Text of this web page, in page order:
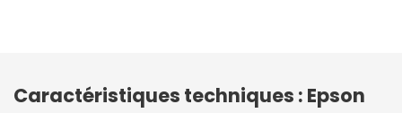
Caractéristiques techniques : Epson